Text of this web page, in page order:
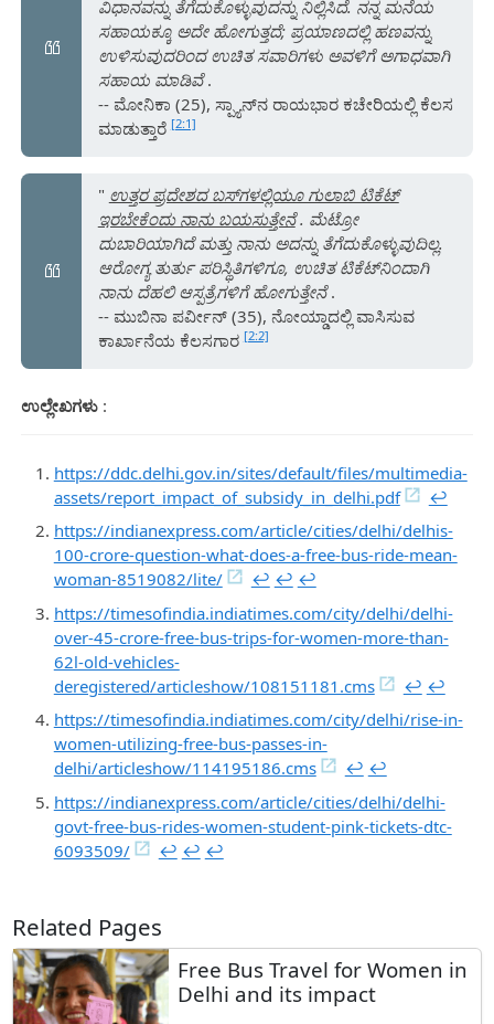
ವಿಧಾನವನ್ನು ತೆಗೆದುಕೊಳ್ಳುವುದನ್ನು ನಿಲ್ಲಿಸಿದೆ. ನನ್ನ ಮನೆಯ
ಸಹಾಯಕ್ಕೂ ಅದೇ ಹೋಗುತ್ತದೆ; ಪ್ರಯಾಣದಲ್ಲಿ ಹಣವನ್ನು
ಉಳಿಸುವುದರಿಂದ ಉಚಿತ ಸವಾರಿಗಳು ಅವಳಿಗೆ ಅಗಾಧವಾಗಿ
ಸಹಾಯ ಮಾಡಿವೆ.
-- ಮೋನಿಕಾ (25), ಸ್ಪ್ಯಾನ್‌ನ ರಾಯಭಾರ ಕಚೇರಿಯಲ್ಲಿ ಕೆಲಸ
ಮಾಡುತ್ತಾರೆ[2:1]
" ಉತ್ತರ ಪ್ರದೇಶದ ಬಸ್‌ಗಳಲ್ಲಿಯೂ ಗುಲಾಬಿ ಟಿಕೆಟ್
ಇರಬೇಕೆಂದು ನಾನು ಬಯಸುತ್ತೇನೆ. ಮೆಟ್ರೋ
ದುಬಾರಿಯಾಗಿದೆ ಮತ್ತು ನಾನು ಅದನ್ನು ತೆಗೆದುಕೊಳ್ಳುವುದಿಲ್ಲ.
ಆರೋಗ್ಯ ತುರ್ತು ಪರಿಸ್ಥಿತಿಗಳಿಗೂ, ಉಚಿತ ಟಿಕೆಟ್‌ನಿಂದಾಗಿ
ನಾನು ದೆಹಲಿ ಆಸ್ಪತ್ರೆಗಳಿಗೆ ಹೋಗುತ್ತೇನೆ.
-- ಮುಬಿನಾ ಪರ್ವೀನ್ (35), ನೋಯ್ಡಾದಲ್ಲಿ ವಾಸಿಸುವ
ಕಾರ್ಖಾನೆಯ ಕೆಲಸಗಾರ[2:2]
ಉಲ್ಲೇಖಗಳು:
https://ddc.delhi.gov.in/sites/default/files/multimedia-
assets/report_impact_of_subsidy_in_delhi.pdf
↩︎
https://indianexpress.com/article/cities/delhi/delhis-
100-crore-question-what-does-a-free-bus-ride-mean-
woman-8519082/lite/
↩︎ ↩︎ ↩︎
https://timesofindia.indiatimes.com/city/delhi/delhi-
over-45-crore-free-bus-trips-for-women-more-than-
62l-old-vehicles-
deregistered/articleshow/108151181.cms
↩︎ ↩︎
https://timesofindia.indiatimes.com/city/delhi/rise-in-
women-utilizing-free-bus-passes-in-
delhi/articleshow/114195186.cms
↩︎ ↩︎
https://indianexpress.com/article/cities/delhi/delhi-
govt-free-bus-rides-women-student-pink-tickets-dtc-
6093509/
↩︎ ↩︎ ↩︎
Related Pages
Free Bus Travel for Women in
Delhi and its impact